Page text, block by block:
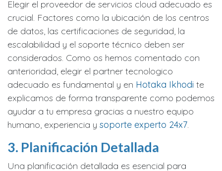
Elegir el proveedor de servicios cloud adecuado es
crucial. Factores como la ubicación de los centros
de datos, las certificaciones de seguridad, la
escalabilidad y el soporte técnico deben ser
considerados. Como os hemos comentado con
anterioridad, elegir el partner tecnologico
adecuado es fundamental y en Hotaka Ikhodi te
explicamos de forma transparente como podemos
ayudar a tu empresa gracias a nuestro equipo
humano, experiencia y soporte experto 24x7.
3. Planificación Detallada
Una planificación detallada es esencial para